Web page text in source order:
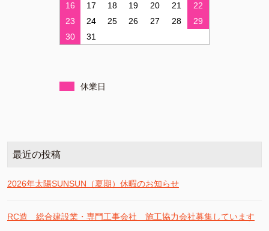
16
17 18 19 20 21
22
23
24 25 26 27 28
29
30
31
休業日
最近の投稿
2026年太陽SUNSUN（夏期）休暇のお知らせ
RC造 総合建設業・専門工事会社 施工協力会社募集しています